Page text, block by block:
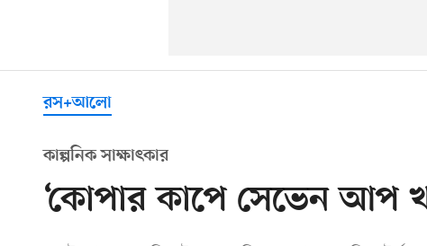
রস+আলো
কাল্পনিক সাক্ষাৎকার
‘কোপার কাপে সেভেন আপ